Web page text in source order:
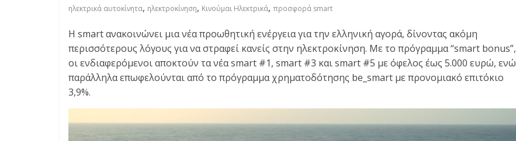
ηλεκτρικά αυτοκίνητα, ηλεκτροκίνηση, Κινούμαι Ηλεκτρικά, προσφορά smart
Η smart ανακοινώνει μια νέα προωθητική ενέργεια για την ελληνική αγορά, δίνοντας ακόμη
περισσότερους λόγους για να στραφεί κανείς στην ηλεκτροκίνηση. Με το πρόγραμμα “smart bonus”,
οι ενδιαφερόμενοι αποκτούν τα νέα smart #1, smart #3 και smart #5 με όφελος έως 5.000 ευρώ, ενώ
παράλληλα επωφελούνται από το πρόγραμμα χρηματοδότησης be_smart με προνομιακό επιτόκιο
3,9%.